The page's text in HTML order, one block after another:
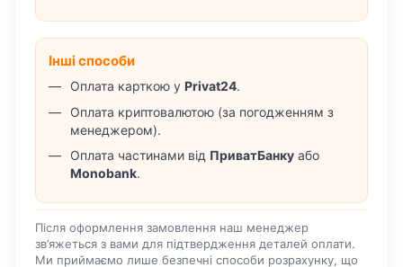
Інші способи
Оплата карткою у Privat24.
Оплата криптовалютою (за погодженням з
менеджером).
Оплата частинами від ПриватБанку або
Monobank.
Після оформлення замовлення наш менеджер
зв’яжеться з вами для підтвердження деталей оплати.
Ми приймаємо лише безпечні способи розрахунку, що